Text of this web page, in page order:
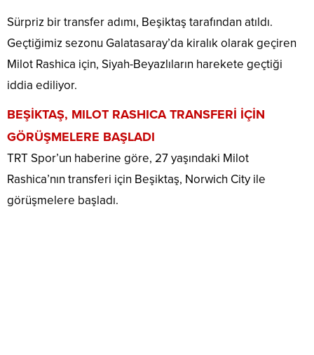
Sürpriz bir transfer adımı, Beşiktaş tarafından atıldı.
Geçtiğimiz sezonu Galatasaray’da kiralık olarak geçiren
Milot Rashica için, Siyah-Beyazlıların harekete geçtiği
iddia ediliyor.
BEŞİKTAŞ, MILOT RASHICA TRANSFERİ İÇİN
GÖRÜŞMELERE BAŞLADI
TRT Spor’un haberine göre, 27 yaşındaki Milot
Rashica’nın transferi için Beşiktaş, Norwich City ile
görüşmelere başladı.